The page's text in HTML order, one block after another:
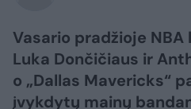
Vasario pradžioje NBA
Luka Dončičiaus ir
o „Dallas Mavericks“
įvykdytų mainų